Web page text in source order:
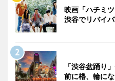
映画「ハチミ
渋谷でリバイ
「渋谷盆踊り
前に櫓、輪に